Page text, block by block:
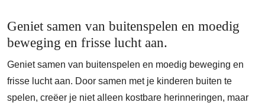
Geniet samen van buitenspelen en moedig
beweging en frisse lucht aan.
Geniet samen van buitenspelen en moedig beweging en
frisse lucht aan. Door samen met je kinderen buiten te
spelen, creëer je niet alleen kostbare herinneringen, maar